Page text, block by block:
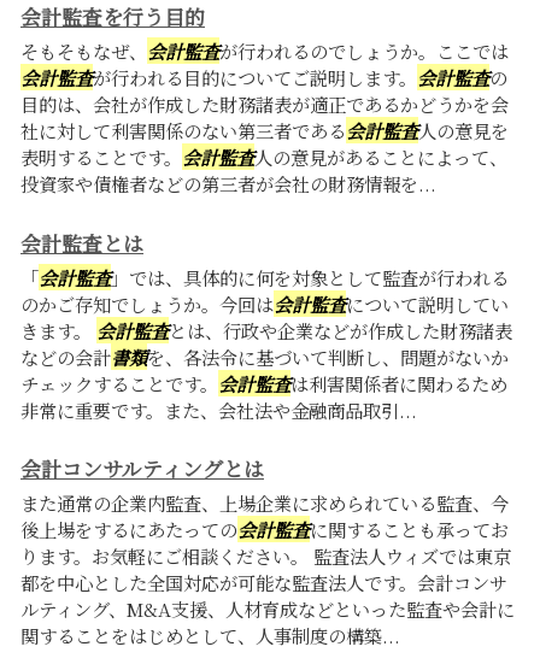
会計監査を行う目的
そもそもなぜ、 会計監査が行われるのでしょうか。ここでは
会計監査が行われる目的についてご説明します。 会計監査の
目的は、会社が作成した財務諸表が適正であるかどうかを会
社に対して利害関係のない第三者である会計監査人の意見を
表明することです。 会計監査人の意見があることによって、
投資家や債権者などの第三者が会社の財務情報を...
会計監査とは
「会計監査」では、具体的に何を対象として監査が行われる
のかご存知でしょうか。今回は会計監査について説明してい
きます。 会計監査とは、行政や企業などが作成した財務諸表
などの会計書類を、各法令に基づいて判断し、問題がないか
チェックすることです。 会計監査は利害関係者に関わるため
非常に重要です。また、会社法や金融商品取引...
会計コンサルティングとは
また通常の企業内監査、上場企業に求められている監査、今
後上場をするにあたっての会計監査に関することも承ってお
ります。お気軽にご相談ください。 監査法人ウィズでは東京
都を中心とした全国対応が可能な監査法人です。会計コンサ
ルティング、M&A支援、人材育成などといった監査や会計に
関することをはじめとして、人事制度の構築...